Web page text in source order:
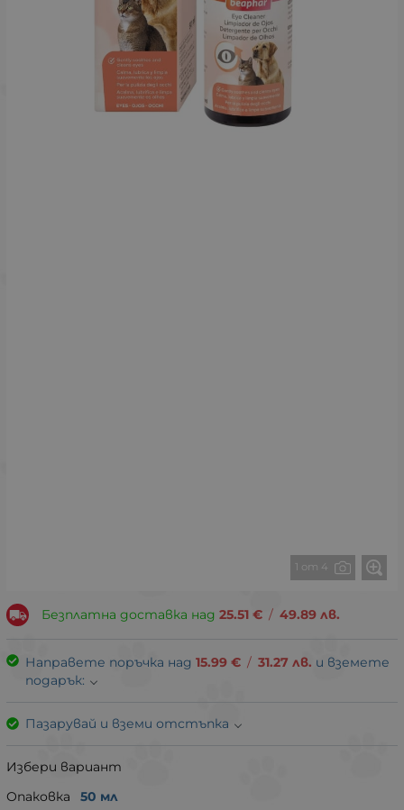
1 от 4
Безплатна доставка над 25.51 € / 49.89 лв.
Направете поръчка над 15.99 € / 31.27 лв. и вземете
подарък:
Пазарувай и вземи отстъпка
Избери вариант
Опаковка
50 мл